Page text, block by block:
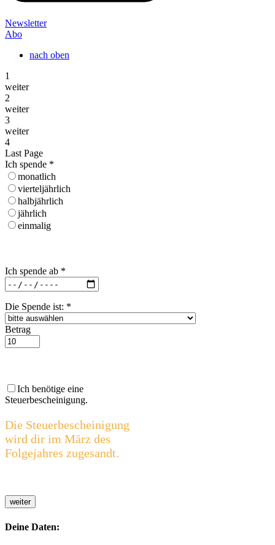
Newsletter
Abo
nach oben
1
weiter
2
weiter
3
weiter
4
Last Page
Ich spende *
monatlich
vierteljährlich
halbjährlich
jährlich
einmalig
Ich spende ab *
Die Spende ist: *
Betrag
Ich benötige eine
Steuerbescheinigung.
Die Steuerbescheinigung
wird dir im März des
Folgejahres zugesandt.
weiter
Deine Daten: